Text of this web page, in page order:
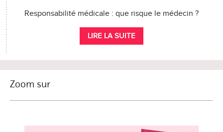
Responsabilité médicale : que risque le médecin ?
LIRE LA SUITE
Zoom sur